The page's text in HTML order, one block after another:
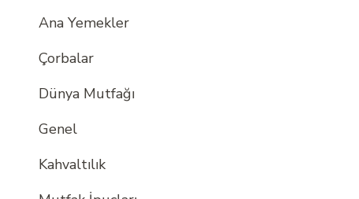
Ana Yemekler
Çorbalar
Dünya Mutfağı
Genel
Kahvaltılık